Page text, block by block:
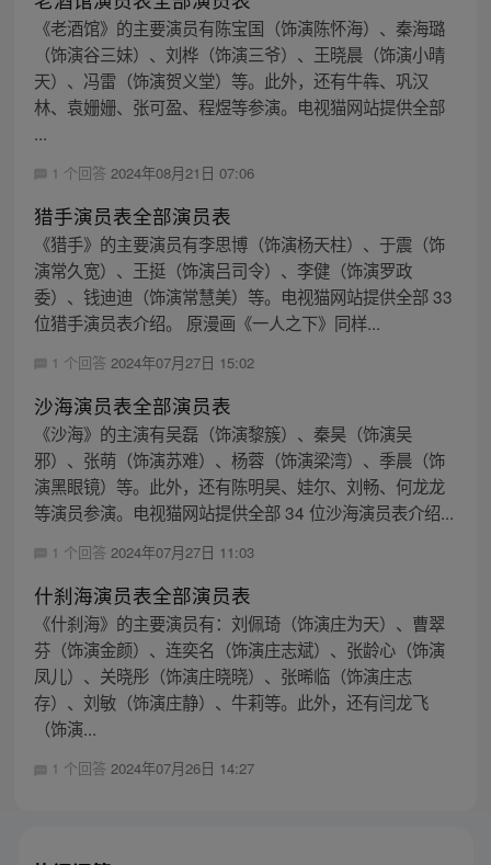
《老酒馆》的主要演员有陈宝国（饰演陈怀海）、秦海璐
（饰演谷三妹）、刘桦（饰演三爷）、王晓晨（饰演小晴
天）、冯雷（饰演贺义堂）等。此外，还有牛犇、巩汉
林、袁姗姗、张可盈、程煜等参演。电视猫网站提供全部
...
1 个回答 2024年08月21日 07:06
猎手演员表全部演员表
《猎手》的主要演员有李思博（饰演杨天柱）、于震（饰
演常久宽）、王挺（饰演吕司令）、李健（饰演罗政
委）、钱迪迪（饰演常慧美）等。电视猫网站提供全部 33
位猎手演员表介绍。 原漫画《一人之下》同样...
1 个回答 2024年07月27日 15:02
沙海演员表全部演员表
《沙海》的主演有吴磊（饰演黎簇）、秦昊（饰演吴
邪）、张萌（饰演苏难）、杨蓉（饰演梁湾）、季晨（饰
演黑眼镜）等。此外，还有陈明昊、娃尔、刘畅、何龙龙
等演员参演。电视猫网站提供全部 34 位沙海演员表介绍...
1 个回答 2024年07月27日 11:03
什刹海演员表全部演员表
《什刹海》的主要演员有：刘佩琦（饰演庄为天）、曹翠
芬（饰演金颜）、连奕名（饰演庄志斌）、张龄心（饰演
凤儿）、关晓彤（饰演庄晓晓）、张晞临（饰演庄志
存）、刘敏（饰演庄静）、牛莉等。此外，还有闫龙飞
（饰演...
1 个回答 2024年07月26日 14:27